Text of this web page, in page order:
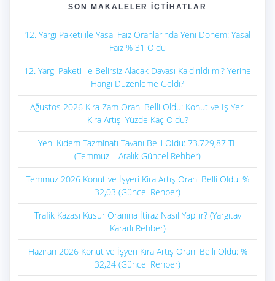
SON MAKALELER İÇTIHATLAR
12. Yargı Paketi ile Yasal Faiz Oranlarında Yeni Dönem: Yasal
Faiz % 31 Oldu
12. Yargı Paketi ile Belirsiz Alacak Davası Kaldırıldı mı? Yerine
Hangi Düzenleme Geldi?
Ağustos 2026 Kira Zam Oranı Belli Oldu: Konut ve İş Yeri
Kira Artışı Yüzde Kaç Oldu?
Yeni Kıdem Tazminatı Tavanı Belli Oldu: 73.729,87 TL
(Temmuz – Aralık Güncel Rehber)
Temmuz 2026 Konut ve İşyeri Kira Artış Oranı Belli Oldu: %
32,03 (Güncel Rehber)
Trafik Kazası Kusur Oranına İtiraz Nasıl Yapılır? (Yargıtay
Kararlı Rehber)
Haziran 2026 Konut ve İşyeri Kira Artış Oranı Belli Oldu: %
32,24 (Güncel Rehber)